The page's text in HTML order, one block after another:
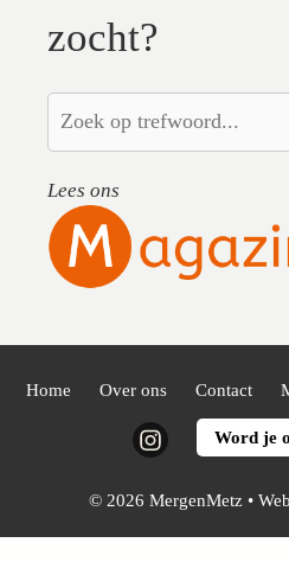
zocht?
Lees ons
Home Over ons Contact
InstagramWord je
© 2026 MergenMetz •